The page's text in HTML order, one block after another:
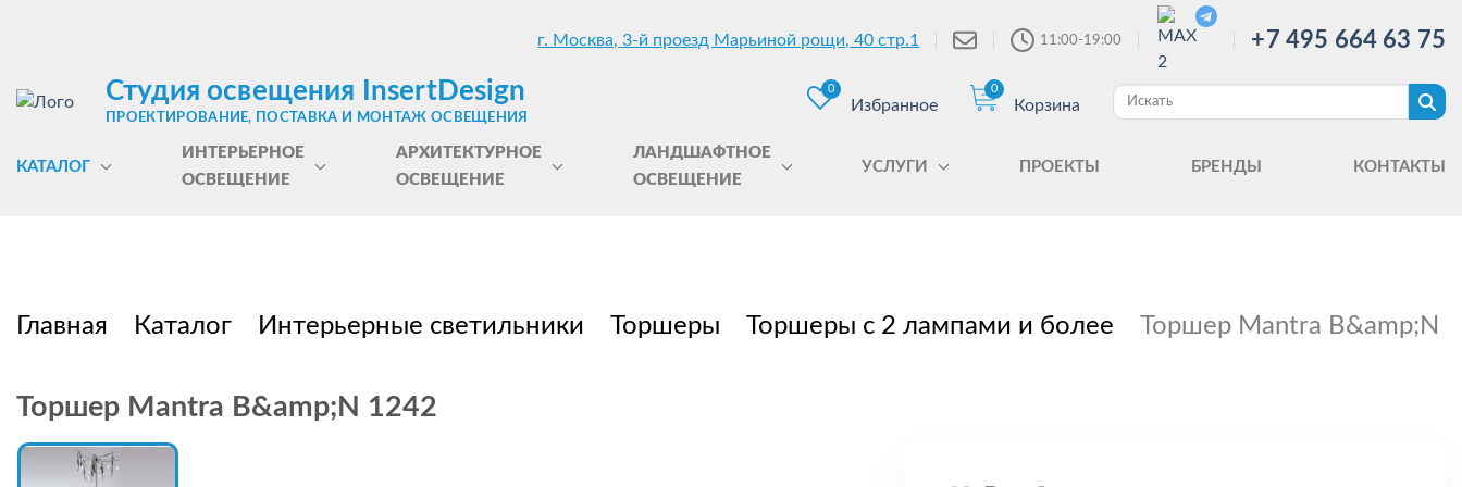
г. Москва, 3-й проезд Марьиной рощи, 40 стр.1 11:00-19:00 +7 495 664 63 75
Студия освещения InsertDesign
ПРОЕКТИРОВАНИЕ, ПОСТАВКА И МОНТАЖ ОСВЕЩЕНИЯ
0
Избранное
0
Корзина
КАТАЛОГ
ИНТЕРЬЕРНОЕ
ОСВЕЩЕНИЕ
АРХИТЕКТУРНОЕ
ОСВЕЩЕНИЕ
ЛАНДШАФТНОЕ
ОСВЕЩЕНИЕ
УСЛУГИ ПРОЕКТЫ БРЕНДЫ КОНТАКТЫ
Главная Каталог Интерьерные светильники Торшеры Торшеры с 2 лампами и более Торшер Mantra B&amp;N
Торшер Mantra B&amp;N 1242